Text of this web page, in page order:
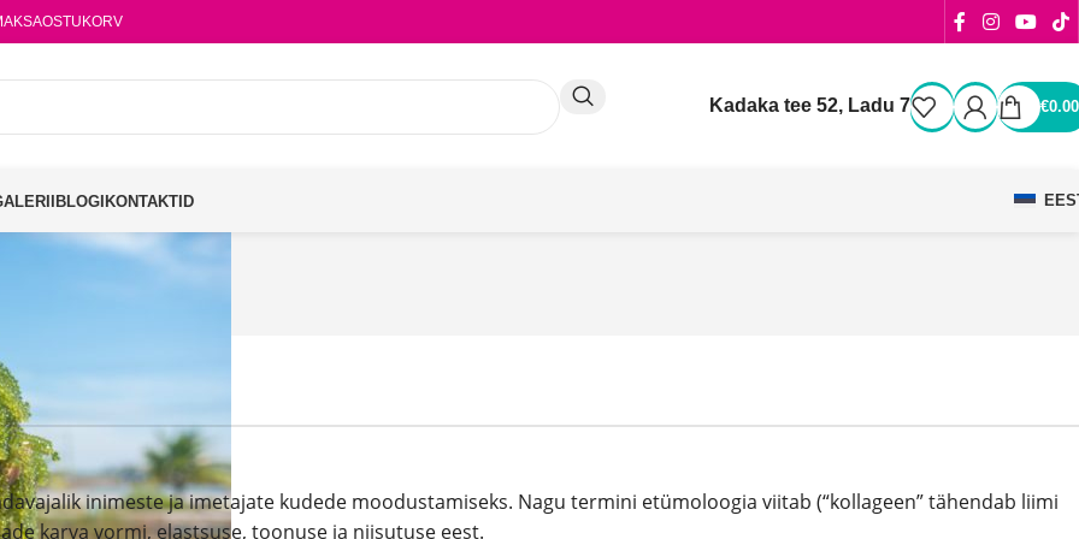
OSTUKORV
Kadaka tee 52, Ladu 7 €0.00
BLOGIKONTAKTID
inimeste ja imetajate kudede moodustamiseks. Nagu termini etümoloogia viitab (“kollageen” tähendab liimi
karva vormi, elastsuse, toonuse ja niisutuse eest.